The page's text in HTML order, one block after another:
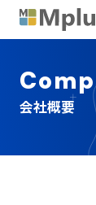
会社概要